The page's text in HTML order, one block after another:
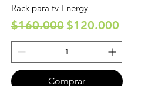
Rack para tv Energy
Precio
$160.000 Precio de oferta
$120.000
Comprar